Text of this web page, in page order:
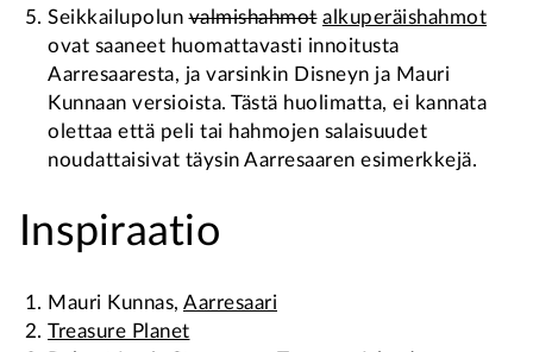
Seikkailupolunvalmishahmot alkuperäishahmot
ovat saaneet huomattavasti innoitusta
Aarresaaresta, ja varsinkin Disneyn ja Mauri
Kunnaan versioista. Tästä huolimatta, ei kannata
olettaa että peli tai hahmojen salaisuudet
noudattaisivat täysin Aarresaaren esimerkkejä.
Inspiraatio
Mauri Kunnas, Aarresaari
Treasure Planet